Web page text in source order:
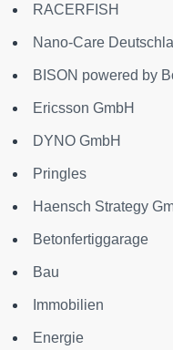
RACERFISH
Nano-Care
BISON powered by
Ericsson GmbH
DYNO GmbH
Pringles
Haensch Strategy
Betonfertiggarage
Bau
Immobilien
Energie